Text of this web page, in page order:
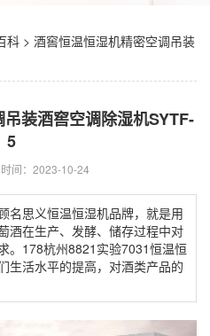
科 > 酒窖恒温恒湿机精密空调吊装
装酒窖空调除湿机SYTF-
5
时间：2023-10-24
名思义恒温恒湿机品牌，就是用
酒在生产、发酵、储存过程中对
。178杭州8821实验7031恒温恒
生活水平的提高，对酒类产品的